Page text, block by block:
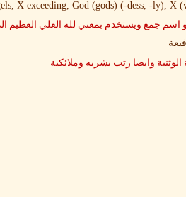
X exceeding, God (gods) (-dess, -ly), X
اسم جمع ويستخدم بمعني لله العلي العظيم
الوثنية وايضا رتب بشريه وملائكية